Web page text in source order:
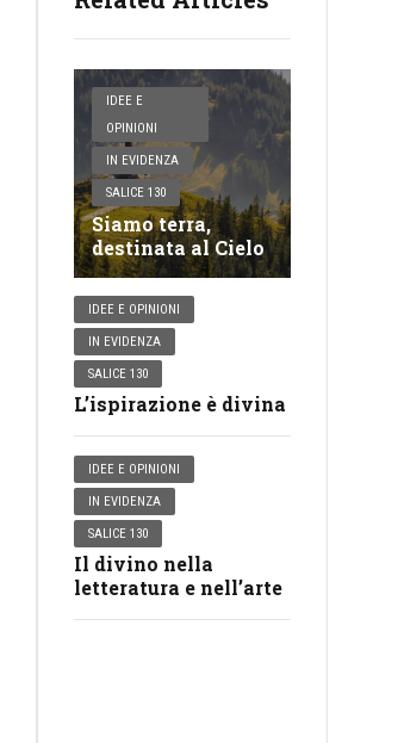
IDEE E
OPINIONI
IN EVIDENZA
SALICE 130
Siamo terra,
destinata al Cielo
IDEE E OPINIONI
IN EVIDENZA
SALICE 130
L’ispirazione è divina
IDEE E OPINIONI
IN EVIDENZA
SALICE 130
Il divino nella
letteratura e nell’arte